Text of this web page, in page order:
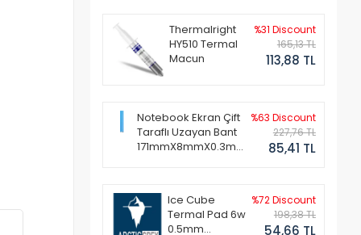
Thermalright
HY510 Termal
Macun
%31 Discount
165,13 TL
113,88 TL
Notebook Ekran Çift
Taraflı Uzayan Bant
171mmX8mmX0.3mm
%63 Discount
227,76 TL
85,41 TL
Ice Cube
Termal Pad 6w
0.5mm
%72 Discount
198,38 TL
54,66 TL